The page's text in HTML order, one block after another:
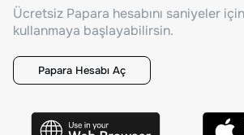
Ücretsiz Papara hesabını saniyeler
kullanmaya başlayabilirsin.
Papara Hesabı Aç